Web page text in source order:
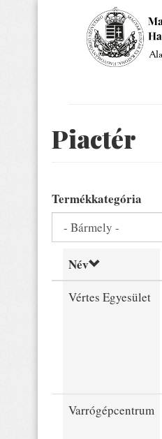
Piactér
Termékkategória
Név
Vértes Egyesület
Varrógépcentrum